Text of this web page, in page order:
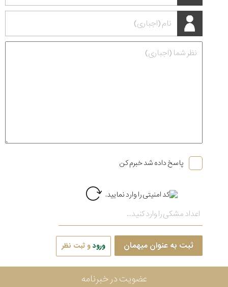
پاسخ داده شد خبرم کن
ثبت به عنوان میهمان ورودو ثبت نظر
عضویت در خبرنامه